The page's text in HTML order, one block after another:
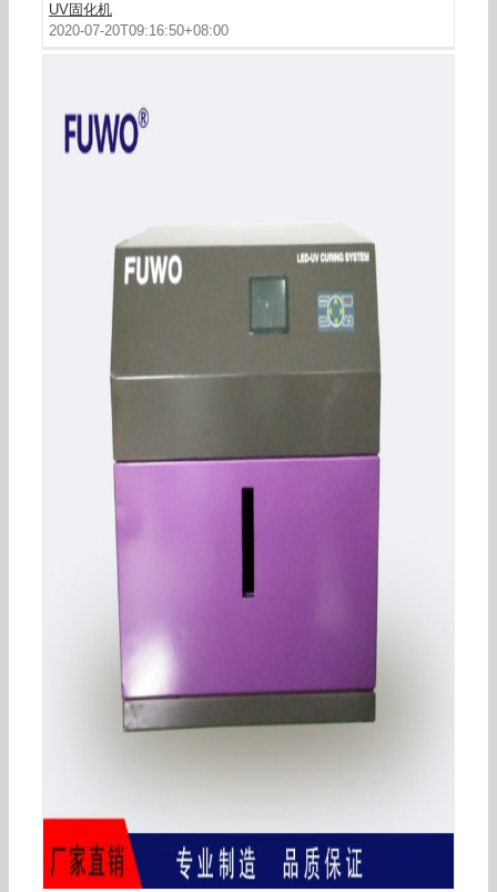
UV固化机
2020-07-20T09:16:50+08:00
景观工程项目_UVLED紫外线固化灯流水线水冷LED
固化灯UV胶油墨光固化显示屏固化